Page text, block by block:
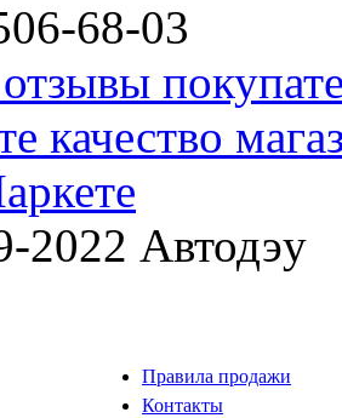
68-03
Правила продажи
Контакты
2022 Автодэу